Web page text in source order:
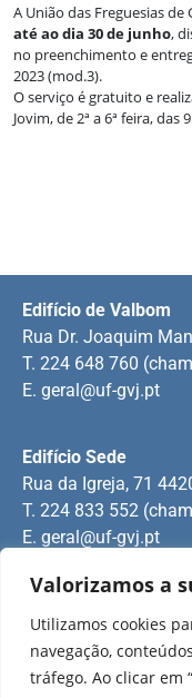
Valorizamos a
Utilizamos cookies
navegação,
tráfego. Ao clicar em
A União das Freguesias
até ao dia 30 de junho,
no preenchimento e
2023 (mod.3).
O serviço é gratuito e
Jovim, de 2ª a 6ª feira, das
Rua Manuel Pinto
T. 224 509 703
E.geral@uf-gvj.pt
Edifício Sede
Rua da Igreja, 71
T. 224 833 552
E. geral@uf-gvj.pt
Edifício de Valbom
Rua Dr. Joaquim
T. 224 648 760
E. geral@uf-gvj.pt